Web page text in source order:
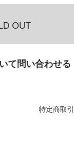
OUT
て問い合わせる
特定商取